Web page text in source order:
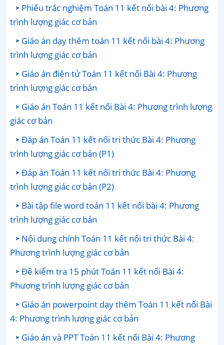
Phiếu trắc nghiệm Toán 11 kết nối bài 4: Phương
trình lượng giác cơ bản
Giáo án dạy thêm toán 11 kết nối bài 4: Phương
trình lượng giác cơ bản
Giáo án điện tử Toán 11 kết nối Bài 4: Phương
trình lượng giác cơ bản
Giáo án Toán 11 kết nối Bài 4: Phương trình lượng
giác cơ bản
Đáp án Toán 11 kết nối tri thức Bài 4: Phương
trình lượng giác cơ bản (P1)
Đáp án Toán 11 kết nối tri thức Bài 4: Phương
trình lượng giác cơ bản (P2)
Bài tập file word toán 11 kết nối bài 4: Phương
trình lượng giác cơ bản
Nội dung chính Toán 11 kết nối tri thức Bài 4:
Phương trình lượng giác cơ bản
Đề kiểm tra 15 phút Toán 11 kết nối Bài 4:
Phương trình lượng giác cơ bản
Giáo án powerpoint dạy thêm Toán 11 kết nối Bài
4: Phương trình lượng giác cơ bản
Giáo án và PPT Toán 11 kết nối Bài 4: Phương